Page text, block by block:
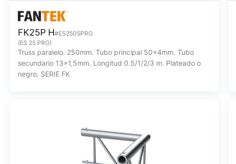
FK25P H#ES2505PRO
(ES 25 PRO)
Truss paralelo. 250mm. Tubo principal 50x4mm. Tubo
secundario 13x1,5mm. Longitud 0.5/1/2/3 m. Plateado o
negro. SERIE FK